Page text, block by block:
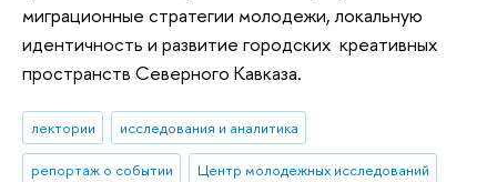
миграционные стратегии молодежи, локальную
идентичность и развитие городских креативных
пространств Северного Кавказа.
лектории исследования и аналитика
репортаж о событии Центр молодежных исследований